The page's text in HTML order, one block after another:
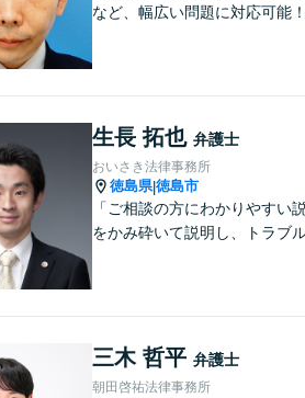
など、幅広い問題に対応可能
生長 拓也 弁護士
おいさき法律事務所
徳島県|徳島市
「ご相談の方にわかりやす
をかみ砕いて説明し、トラブ
三木 哲平 弁護士
朝田啓祐法律事務所